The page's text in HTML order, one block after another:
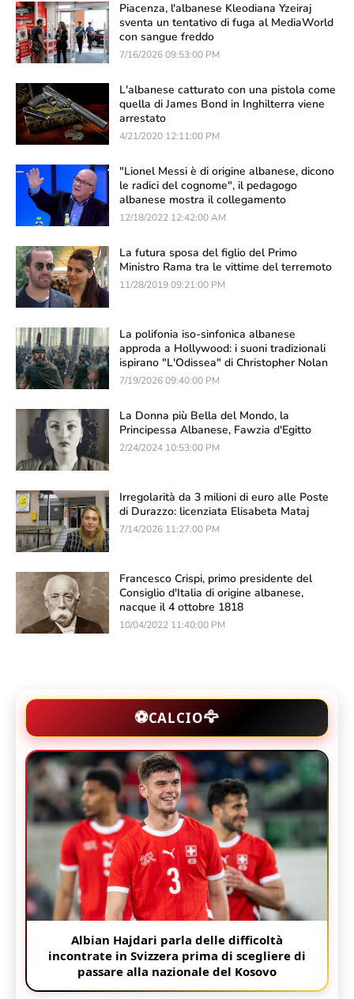
Piacenza, l'albanese Kleodiana Yzeiraj
sventa un tentativo di fuga al MediaWorld
con sangue freddo
7/16/2026 09:53:00 PM
L'albanese catturato con una pistola come
quella di James Bond in Inghilterra viene
arrestato
4/21/2020 12:11:00 PM
"Lionel Messi è di origine albanese, dicono
le radici del cognome", il pedagogo
albanese mostra il collegamento
12/18/2022 12:42:00 AM
La futura sposa del figlio del Primo
Ministro Rama tra le vittime del terremoto
11/28/2019 09:21:00 PM
La polifonia iso-sinfonica albanese
approda a Hollywood: i suoni tradizionali
ispirano "L'Odissea" di Christopher Nolan
7/19/2026 09:40:00 PM
La Donna più Bella del Mondo, la
Principessa Albanese, Fawzia d'Egitto
2/24/2024 10:53:00 PM
Irregolarità da 3 milioni di euro alle Poste
di Durazzo: licenziata Elisabeta Mataj
7/14/2026 11:27:00 PM
Francesco Crispi, primo presidente del
Consiglio d'Italia di origine albanese,
nacque il 4 ottobre 1818
10/04/2022 11:40:00 PM
⚽CALCIO🦅
Albian Hajdari parla delle difficoltà
incontrate in Svizzera prima di scegliere di
passare alla nazionale del Kosovo